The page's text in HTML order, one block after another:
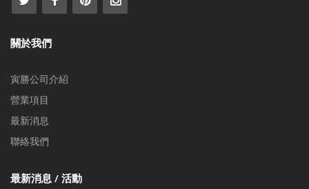
關於我們
寅勝公司介紹
營業項目
最新消息
聯絡我們
最新消息 / 活動